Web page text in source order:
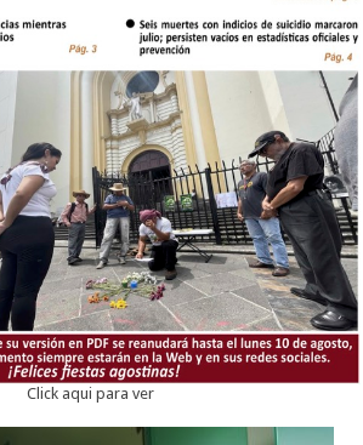
Click aqui para ver